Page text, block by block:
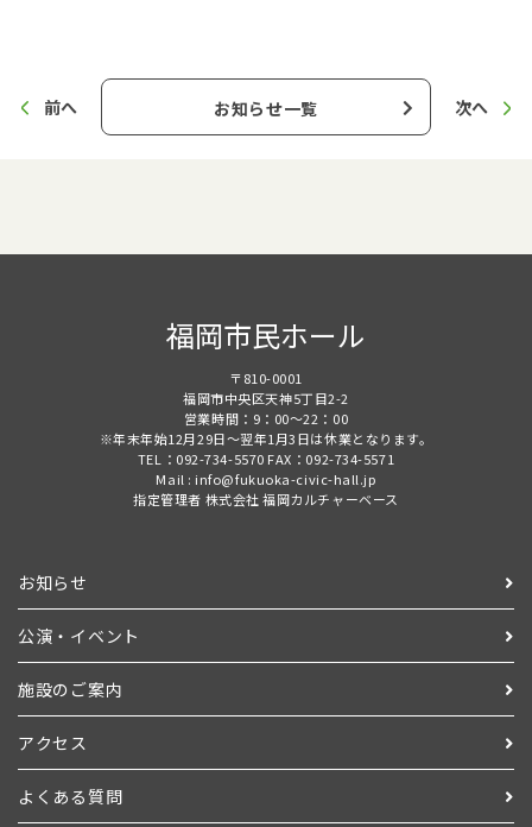
前へ お知らせ一覧 次へ
福岡市民ホール
〒810-0001
福岡市中央区天神5丁目2-2
営業時間：9：00～22：00
※年末年始12月29日～翌年1月3日は休業となります。
TEL：092-734-5570 FAX：092-734-5571
Mail : info@fukuoka-civic-hall.jp
指定管理者 株式会社 福岡カルチャーベース
お知らせ
公演・イベント
施設のご案内
アクセス
よくある質問